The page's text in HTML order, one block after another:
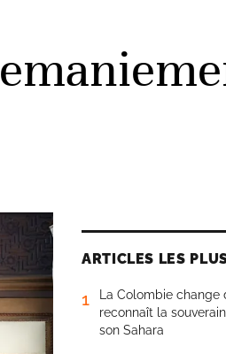
ARTICLES LES
1
La Colombie
reconnaît la
son Sahara